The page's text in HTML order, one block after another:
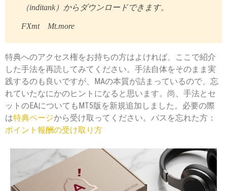
（inditank）からダウンロードできます。
FXmt Mt.more
特典へのアクセス権をお持ちの方はよければ、ここで紹介
した手法を再読してみてください。手法自体をそのまま実
践するのも良いですが、MAの本質が詰まっているので、忘
れていたなにかのヒントになると思います。尚、手法とセ
ットのEAについてもMT5版を新規追加しました。必要の際
は特典ページから受け取ってください。パスを忘れた方：
ポイント報酬の受け取り方